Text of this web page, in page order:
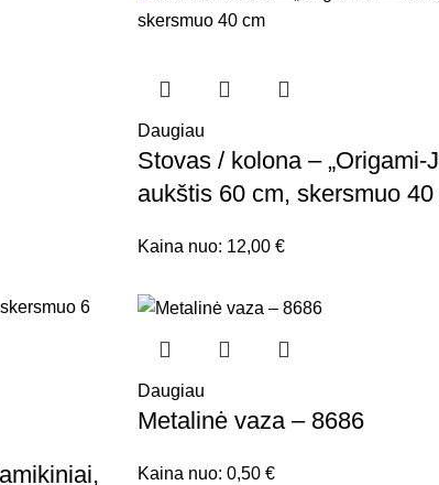
Daugiau
Stovas / kolona – „Origami-
aukštis 60 cm, skersmuo 40
Kaina nuo: 12,00 €
Daugiau
Metalinė vaza – 8686
Kaina nuo: 0,50 €